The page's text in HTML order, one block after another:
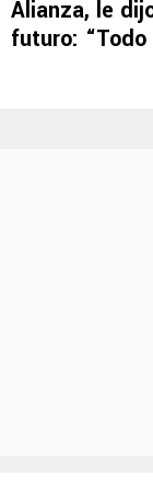
Alianza, le
futuro: